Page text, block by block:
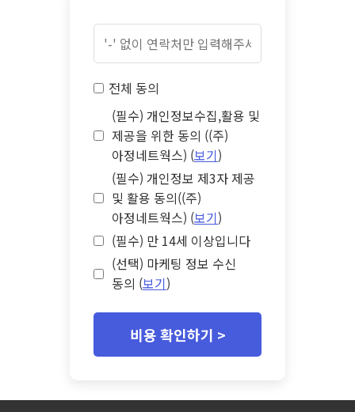
전체 동의
(필수) 개인정보수집,활용 및
제공을 위한 동의 ((주)
아정네트웍스) (보기)
(필수) 개인정보 제3자 제공
및 활용 동의((주)
아정네트웍스) (보기)
(필수) 만 14세 이상입니다
(선택) 마케팅 정보 수신
동의 (보기)
비용 확인하기 >